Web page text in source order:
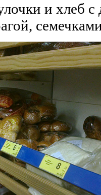
и хлеб